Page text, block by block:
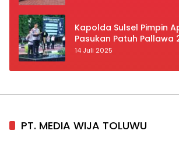
Kapolda Sulsel Pimpin
Pasukan Patuh Pallawa
14 Juli 2025
PT. MEDIA WIJA TOLUWU